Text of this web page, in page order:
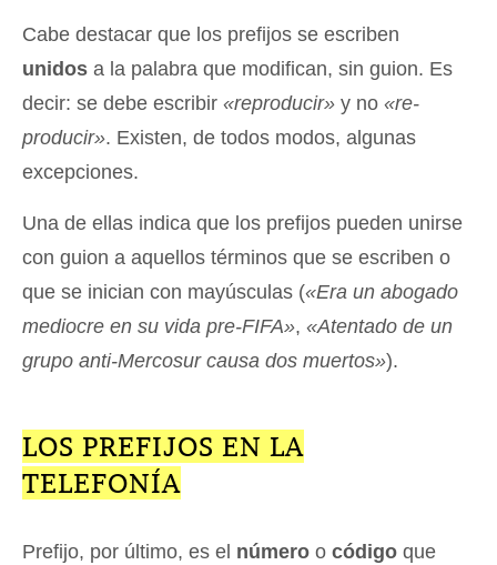
Cabe destacar que los prefijos se escriben
unidos a la palabra que modifican, sin guion. Es
decir: se debe escribir «reproducir» y no «re-
producir». Existen, de todos modos, algunas
excepciones.
Una de ellas indica que los prefijos pueden unirse
con guion a aquellos términos que se escriben o
que se inician con mayúsculas («Era un abogado
mediocre en su vida pre-FIFA», «Atentado de un
grupo anti-Mercosur causa dos muertos»).
LOS PREFIJOS EN LA
TELEFONÍA
Prefijo, por último, es el número o código que